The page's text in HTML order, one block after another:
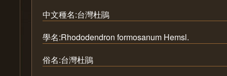
中文種名:台灣杜鵑
學名:Rhododendron formosanum Hemsl.
俗名:台灣杜鵑